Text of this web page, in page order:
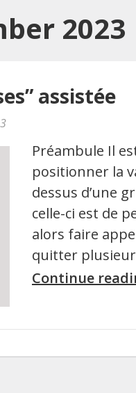
2023
assistée
Préambule Il
positionner la
dessus d’une
celle-ci est de
alors faire
quitter
Continue